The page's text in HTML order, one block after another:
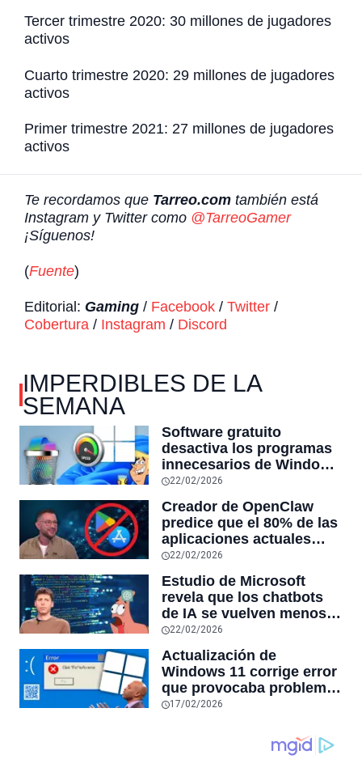
Tercer trimestre 2020: 30 millones de jugadores
activos
Cuarto trimestre 2020: 29 millones de jugadores
activos
Primer trimestre 2021: 27 millones de jugadores
activos
Te recordamos que Tarreo.com también está
Instagram y Twitter como @TarreoGamer
¡Síguenos!
(Fuente)
Editorial: Gaming / Facebook / Twitter /
Cobertura / Instagram / Discord
IMPERDIBLES DE LA
SEMANA
Software gratuito
desactiva los programas
innecesarios de Windows
11 y optimiza el PC,
reduciendo el uso de la
RAM y mucho más
22/02/2026
Creador de OpenClaw
predice que el 80% de las
aplicaciones actuales
desaparecerán en el
futuro: “Solo sobrevivirán
las aplicaciones con
sensores únicos o
conexiones especiales a
hardware
22/02/2026
Estudio de Microsoft
revela que los chatbots
de IA se vuelven menos
confiables mientras más
tiempo hablas con ellos:
la falta de confiabilidad
sube un 112%
22/02/2026
Actualización de
Windows 11 corrige error
que provocaba problemas
al jugar en PC: los
producían desde 2023
17/02/2026